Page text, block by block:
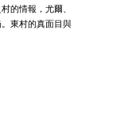
的情報，尤爾、
東村的真面目與